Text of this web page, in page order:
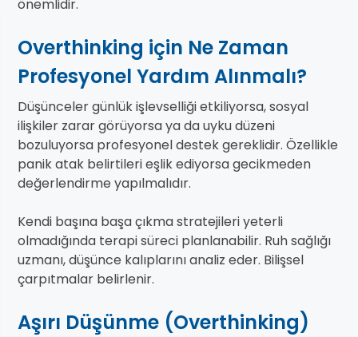
önemlidir.
Overthinking için Ne Zaman
Profesyonel Yardım Alınmalı?
Düşünceler günlük işlevselliği etkiliyorsa, sosyal
ilişkiler zarar görüyorsa ya da uyku düzeni
bozuluyorsa profesyonel destek gereklidir. Özellikle
panik atak belirtileri eşlik ediyorsa gecikmeden
değerlendirme yapılmalıdır.
Kendi başına başa çıkma stratejileri yeterli
olmadığında terapi süreci planlanabilir. Ruh sağlığı
uzmanı, düşünce kalıplarını analiz eder. Bilişsel
çarpıtmalar belirlenir.
Aşırı Düşünme (Overthinking)